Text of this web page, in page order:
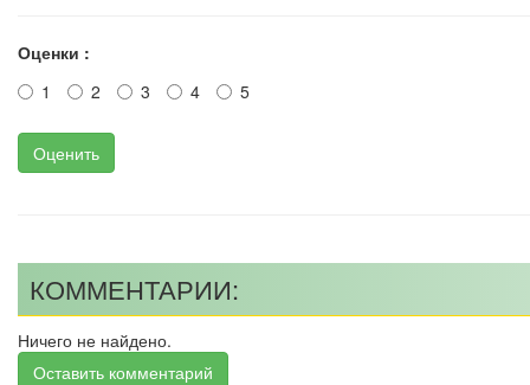
Оценки :
1
2 3 4 5
Оценить
КОММЕНТАРИИ:
Ничего не найдено.
Оставить комментарий